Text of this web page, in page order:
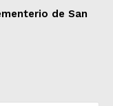
de San